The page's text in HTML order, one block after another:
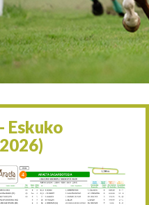
Irailaren 6a / 6 de
Irailaren 13a / 13 de
Irailaren 30a / 30 de
Uztailaren 5a / 5 de julio
Uztailaren 12a / 12 de
Uztailaren 19a / 19 de
Eskuko